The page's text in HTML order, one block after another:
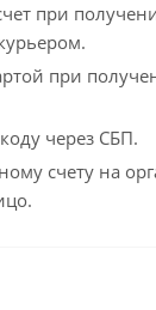
при
при
через СБП.
счету на